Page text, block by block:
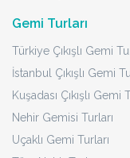
Gemi Turları
Türkiye Çıkışlı Gemi
İstanbul Çıkışlı Gemi
Kuşadası Çıkışlı Gemi
Nehir Gemisi Turları
Uçaklı Gemi Turları